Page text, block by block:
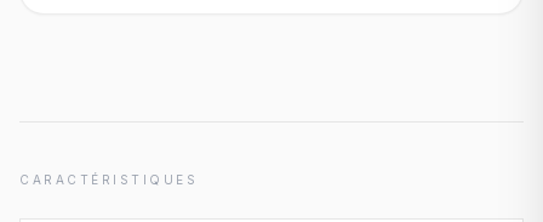
CARACTÉRISTIQUES